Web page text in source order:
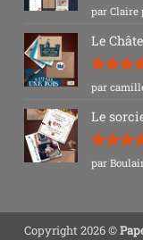
Note3
par Claire
Le
Note5
par
Le
Note5
par
Copyright 2026 ©